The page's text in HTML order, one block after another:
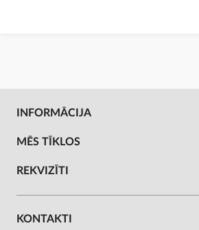
INFORMĀCIJA
MĒS TĪKLOS
REKVIZĪTI
KONTAKTI